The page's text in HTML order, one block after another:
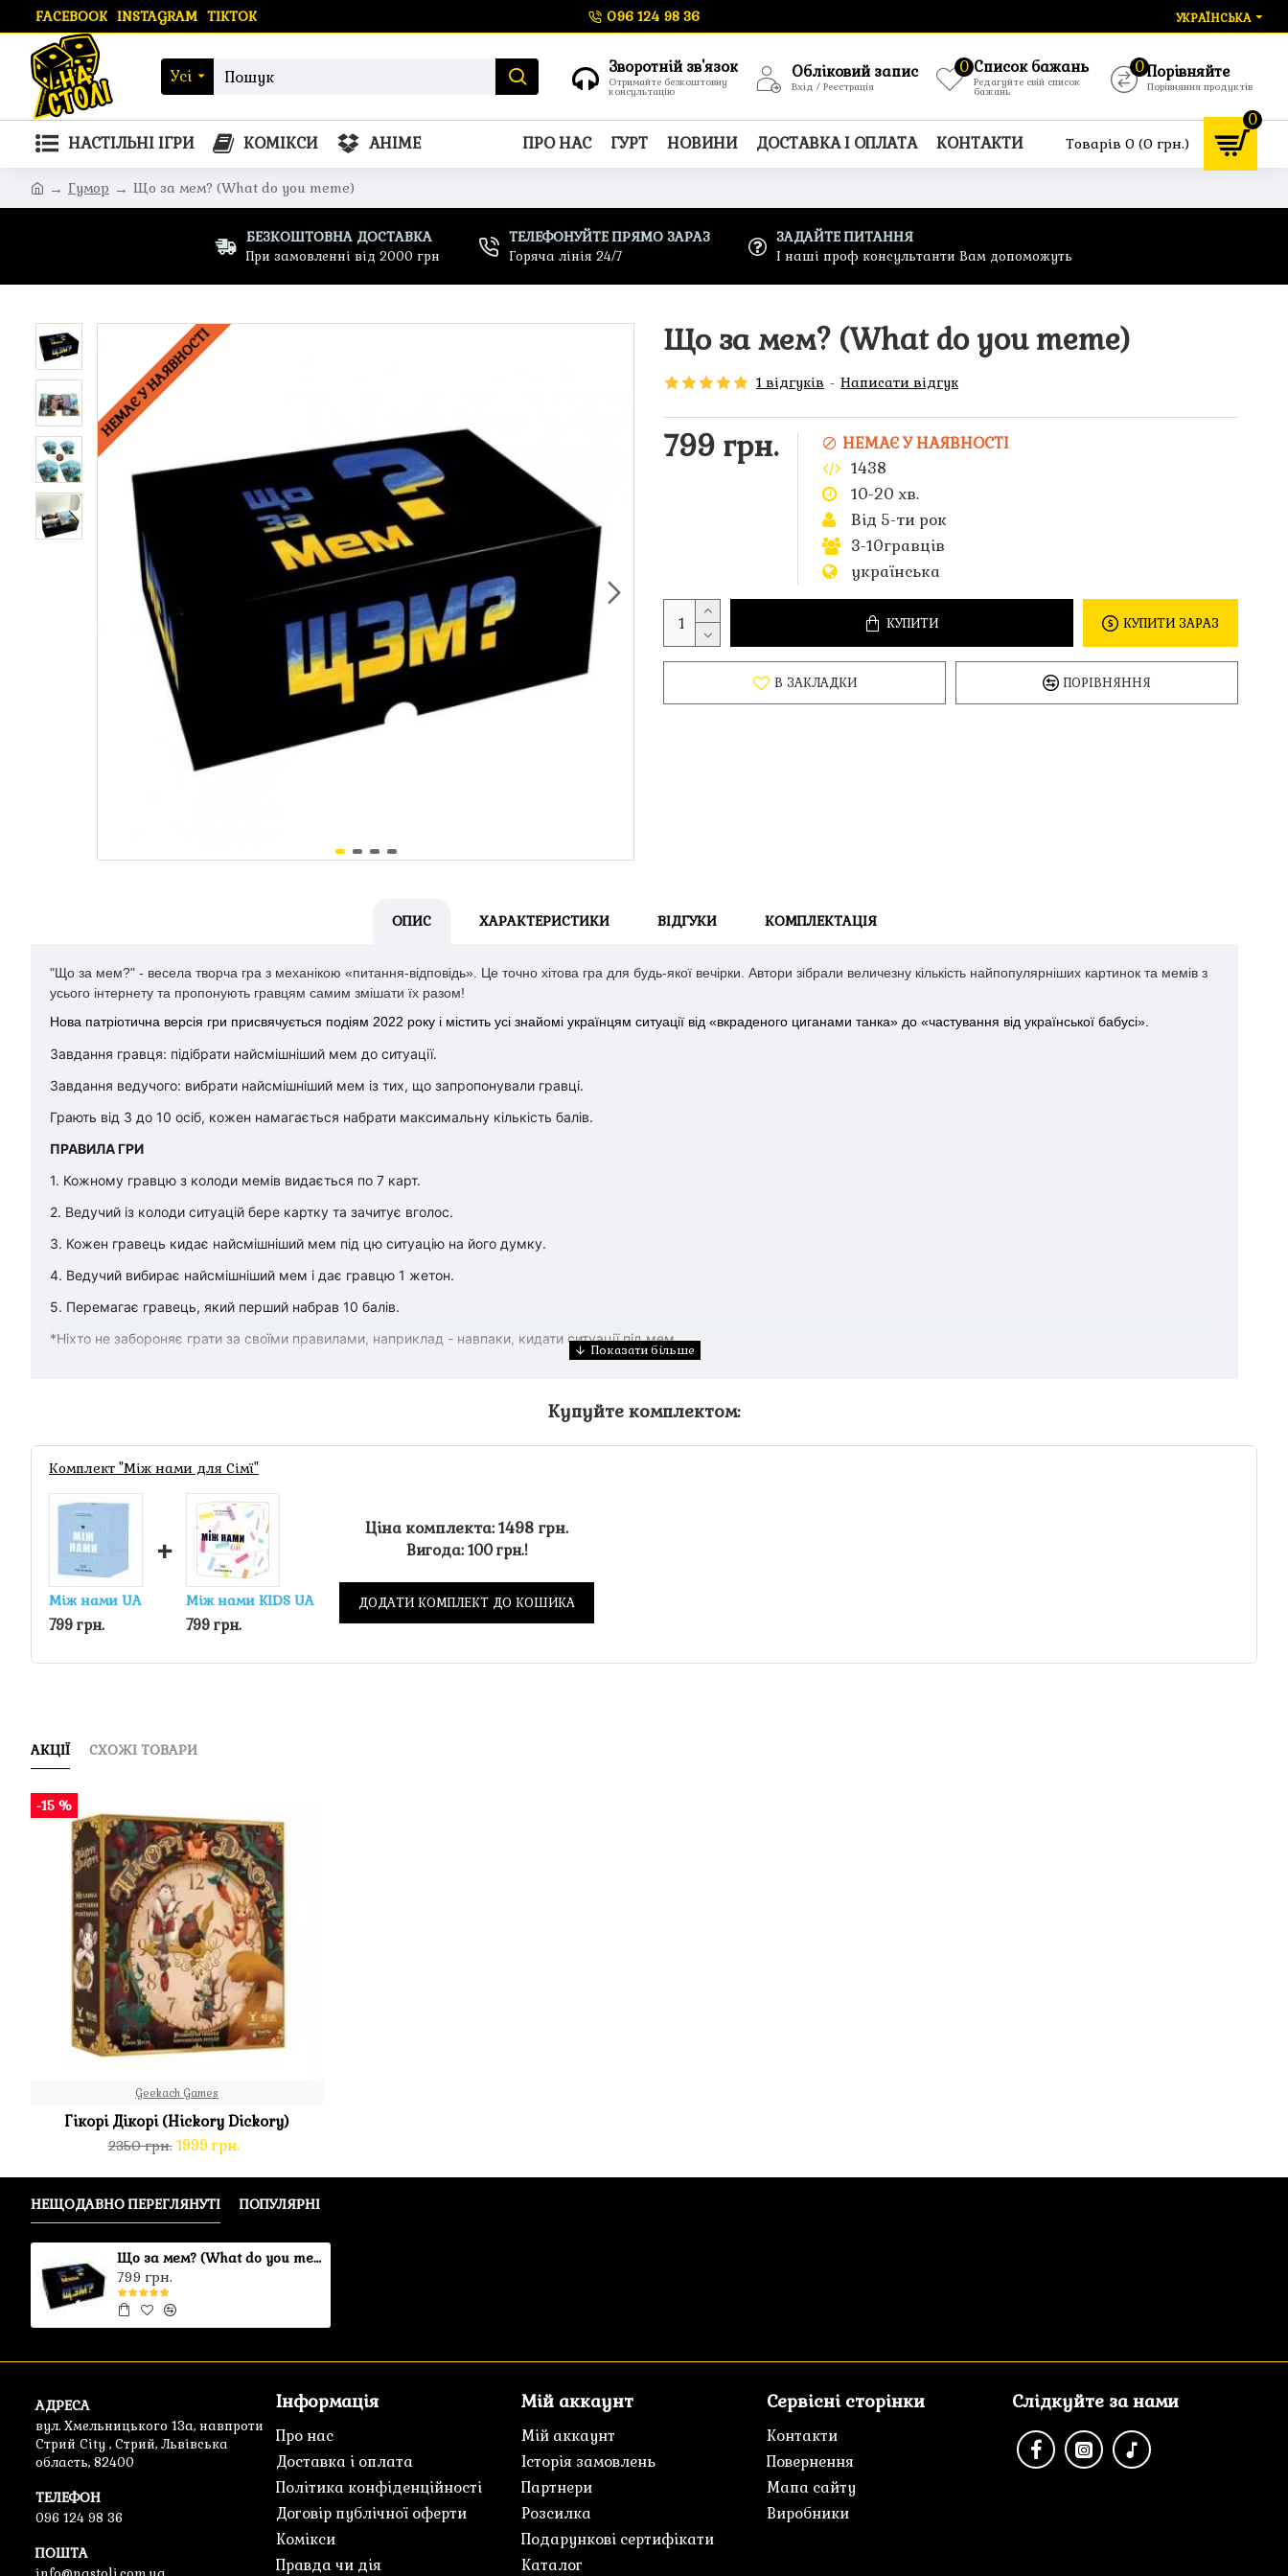
FACEBOOK INSTAGRAM TIKTOK 096 124 98 36 УКРАЇНСЬКА
Усі
Зворотній зв'язок
Отримайте безкоштовну
консультацію
Обліковий запис
Вхід / Реєстрація
Список бажань
Редагуйте свій список
бажань
0 Порівняйте
Порівняння продуктів
0
НАСТІЛЬНІ ІГРИ КОМІКСИ АНІМЕ ПРО НАС ГУРТ НОВИНИ ДОСТАВКА І ОПЛАТА КОНТАКТИ Товарів 0 (0 грн.)
0
Гумор Що за мем? (What do you meme)
БЕЗКОШТОВНА ДОСТАВКА
При замовленні від 2000 грн
ТЕЛЕФОНУЙТЕ ПРЯМО ЗАРАЗ
Горяча лінія 24/7
ЗАДАЙТЕ ПИТАННЯ
І наші проф консультанти Вам допоможуть
НЕМАЄ У НАЯВНОСТІ Що за мем? (What do you meme)
1 відгуків - Написати відгук
799 грн.
НЕМАЄ У НАЯВНОСТІ
1438
10-20 хв.
Від 5-ти рок
3-10гравців
українська
КУПИТИ КУПИТИ ЗАРАЗ
В ЗАКЛАДКИ ПОРІВНЯННЯ
ОПИС ХАРАКТЕРИСТИКИ ВІДГУКИ КОМПЛЕКТАЦІЯ
"Що за мем?" - весела творча гра з механікою «питання-відповідь». Це точно хітова гра для будь-якої вечірки. Автори зібрали величезну кількість найпопулярніших картинок та мемів з
усього інтернету та пропонують гравцям самим змішати їх разом!
Нова патріотична версія гри присвячується подіям 2022 року і містить усі знайомі українцям ситуації від «вкраденого циганами танка» до «частування від української бабусі».
Завдання гравця: підібрати найсмішніший мем до ситуації.
Завдання ведучого: вибрати найсмішніший мем із тих, що запропонували гравці.
Грають від 3 до 10 осіб, кожен намагається набрати максимальну кількість балів.
ПРАВИЛА ГРИ
1. Кожному гравцю з колоди мемів видається по 7 карт.
2. Ведучий із колоди ситуацій бере картку та зачитує вголос.
3. Кожен гравець кидає найсмішніший мем під цю ситуацію на його думку.
4. Ведучий вибирає найсмішніший мем і дає гравцю 1 жетон.
5. Перемагає гравець, який перший набрав 10 балів.
*Ніхто не забороняє грати за своїми правилами, наприклад - навпаки, кидати ситуації під мем
Купуйте комплектом:
Комплект "Між нами для Сімї"
Між нами UA
799 грн.
+
Між нами KIDS UA
799 грн.
Ціна комплекта: 1498 грн.
Вигода: 100 грн.!
ДОДАТИ КОМПЛЕКТ ДО КОШИКА
АКЦІЇ СХОЖІ ТОВАРИ
-15 %
Geekach Games
Гікорі Дікорі (Hickory Dickory)
2350 грн. 1999 грн.
НЕЩОДАВНО ПЕРЕГЛЯНУТІ ПОПУЛЯРНІ
Що за мем? (What do you meme)
799 грн.
АДРЕСА
вул. Хмельницького 13а, навпроти
Стрий City , Стрий, Львівська
область, 82400
ТЕЛЕФОН
096 124 98 36
ПОШТА
Інформація
Про нас
Доставка і оплата
Політика конфіденційності
Договір публічної оферти
Комікси
Правда чи дія
Мій аккаунт
Мій аккаунт
Історія замовлень
Партнери
Розсилка
Подарункові сертифікати
Каталог
Сервісні сторінки
Контакти
Повернення
Мапа сайту
Виробники
Слідкуйте за нами